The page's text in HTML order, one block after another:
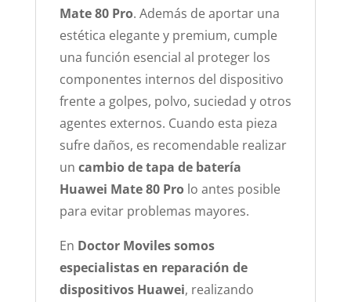
Mate 80 Pro. Además de aportar una
estética elegante y premium, cumple
una función esencial al proteger los
componentes internos del dispositivo
frente a golpes, polvo, suciedad y otros
agentes externos. Cuando esta pieza
sufre daños, es recomendable realizar
un cambio de tapa de batería
Huawei Mate 80 Prolo antes posible
para evitar problemas mayores.
En Doctor Moviles somos
especialistas en reparación de
dispositivos Huawei, realizando